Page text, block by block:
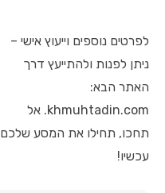
לפרטים נוספים וייעוץ אישי –
ניתן לפנות ולהתייעץ דרך
האתר הבא:
khmuhtadin.com. אל
תחכו, תחילו את המסע שלכם
עכשיו!